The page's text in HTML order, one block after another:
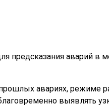
аварий в
авариях, режиме
выявлять